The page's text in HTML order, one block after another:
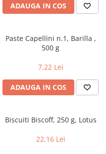
ADAUGA IN COS
Paste Capellini n.1, Barilla ,
500 g
7,22 Lei
ADAUGA IN COS
Biscuiti Biscoff, 250 g, Lotus
22,16 Lei